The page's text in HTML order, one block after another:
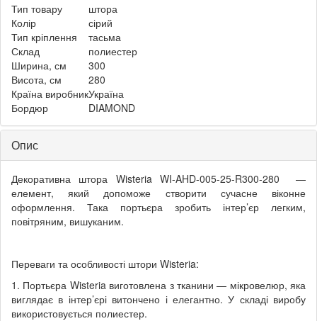
Тип товару
штора
Колір
сірий
Тип кріплення
тасьма
Склад
полиестер
Ширина, см
300
Висота, см
280
Країна виробникУкраїна
Бордюр
DIAMOND
Опис
Декоративна штора Wisteria WI-AHD-005-25-R300-280 —
елемент, який допоможе створити сучасне віконне
оформлення. Така портьєра зробить інтер’єр легким,
повітряним, вишуканим.
Переваги та особливості штори Wisteria:
1. Портьєра Wisteria виготовлена з тканини — мікровелюр, яка
виглядає в інтер’єрі витончено і елегантно. У складі виробу
використовується полиестер.